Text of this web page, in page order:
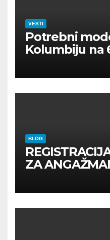
VESTI
Potrebni
Kolumbiju na
BLOG
ZA